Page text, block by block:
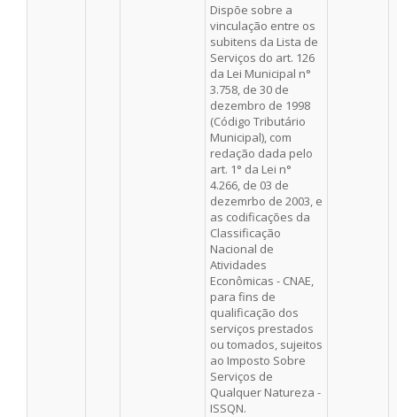
Dispõe sobre a
vinculação entre os
subitens da Lista de
Serviços do art. 126
da Lei Municipal n°
3.758, de 30 de
dezembro de 1998
(Código Tributário
Municipal), com
redação dada pelo
art. 1° da Lei n°
4.266, de 03 de
dezemrbo de 2003, e
as codificações da
Classificação
Nacional de
Atividades
Econômicas - CNAE,
para fins de
qualificação dos
serviços prestados
ou tomados, sujeitos
ao Imposto Sobre
Serviços de
Qualquer Natureza -
ISSQN.